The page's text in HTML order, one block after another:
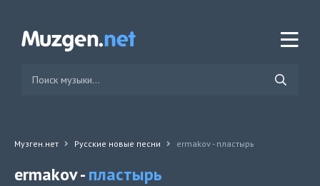
Музген.нет Русские новые песни ermakov - пластырь
ermakov -пластырь